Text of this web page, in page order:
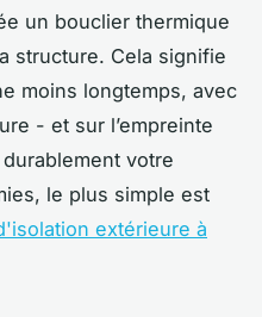
un bouclier thermique
structure. Cela signifie
moins longtemps, avec
- et sur l’empreinte
votre
le plus simple est
extérieure à